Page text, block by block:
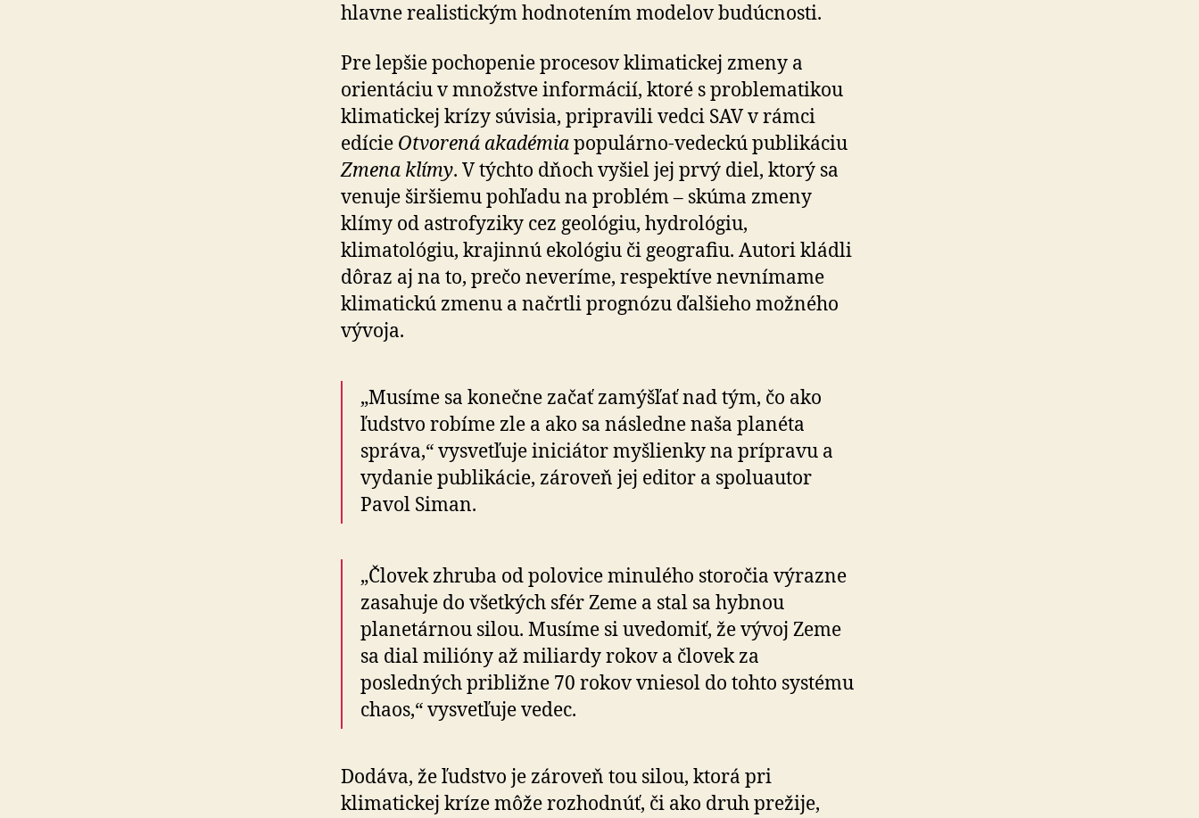
hlavne realistickým hodnotením modelov budúcnosti.
Pre lepšie pochopenie procesov klimatickej zmeny a
orientáciu v množstve informácií, ktoré s problematikou
klimatickej krízy súvisia, pripravili vedci SAV v rámci
edície Otvorená akadémiapopulárno-vedeckú publikáciu
Zmena klímy. V týchto dňoch vyšiel jej prvý diel, ktorý sa
venuje širšiemu pohľadu na problém – skúma zmeny
klímy od astrofyziky cez geológiu, hydrológiu,
klimatológiu, krajinnú ekológiu či geografiu. Autori kládli
dôraz aj na to, prečo neveríme, respektíve nevnímame
klimatickú zmenu a načrtli prognózu ďalšieho možného
vývoja.
„Musíme sa konečne začať zamýšľať nad tým, čo ako
ľudstvo robíme zle a ako sa následne naša planéta
správa,“ vysvetľuje iniciátor myšlienky na prípravu a
vydanie publikácie, zároveň jej editor a spoluautor
Pavol Siman.
„Človek zhruba od polovice minulého storočia výrazne
zasahuje do všetkých sfér Zeme a stal sa hybnou
planetárnou silou. Musíme si uvedomiť, že vývoj Zeme
sa dial milióny až miliardy rokov a človek za
posledných približne 70 rokov vniesol do tohto systému
chaos,“ vysvetľuje vedec.
Dodáva, že ľudstvo je zároveň tou silou, ktorá pri
klimatickej kríze môže rozhodnúť, či ako druh prežije,